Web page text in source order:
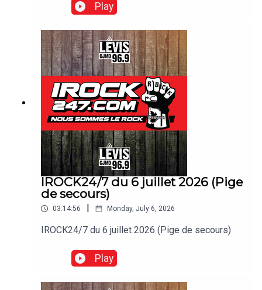
Play
IROCK24/7 du 6 juillet 2026 (Pige
de secours)
03:14:56 Monday, July 6, 2026
IROCK24/7 du 6 juillet 2026 (Pige de secours)
Play